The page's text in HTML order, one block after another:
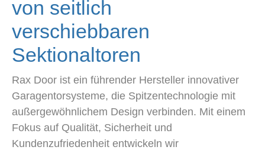
von seitlich
verschiebbaren
Sektionaltoren
Rax Door ist ein führender Hersteller innovativer
Garagentorsysteme, die Spitzentechnologie mit
außergewöhnlichem Design verbinden. Mit einem
Fokus auf Qualität, Sicherheit und
Kundenzufriedenheit entwickeln wir